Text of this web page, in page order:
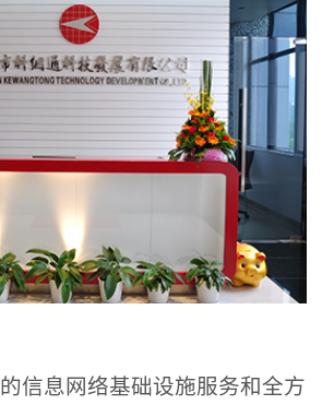
信息网络基础设施服务和全方